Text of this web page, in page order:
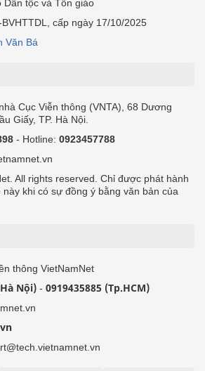
Dân tộc và Tôn giáo
cấp ngày 17/10/2025
Văn Bá
Cục Viễn thông (VNTA), 68 Dương
Giấy, TP. Hà Nội.
- Hotline: 0923457788
All rights reserved. Chỉ được phát hành
khi có sự đồng ý bằng văn bản của
thông VietNamNet
Nội) - 0919435885 (Tp.HCM)